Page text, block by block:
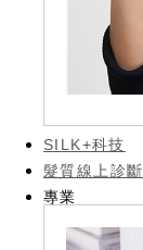
SILK+科技
髮質線上診斷
專業